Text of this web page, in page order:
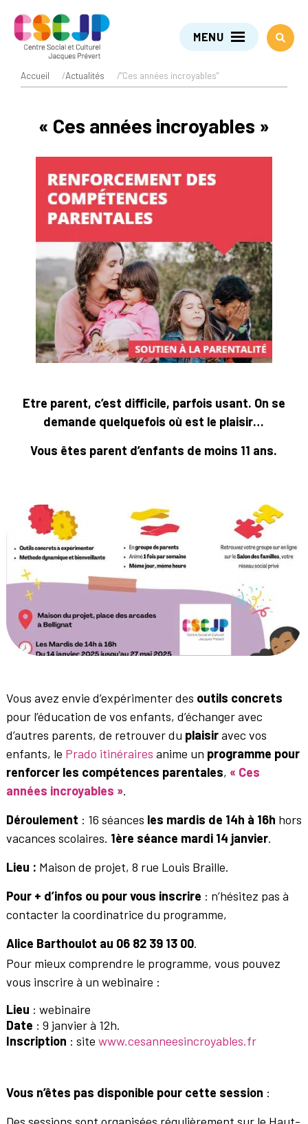
MENU
Accueil /Actualités /"Ces années incroyables"
« Ces années incroyables »
Etre parent, c’est difficile, parfois usant. On se
demande quelquefois où est le plaisir…
Vous êtes parent d’enfants de moins 11 ans.
Vous avez envie d’expérimenter des outils concrets
pour l’éducation de vos enfants, d’échanger avec
d’autres parents, de retrouver du plaisiravec vos
enfants, le Prado itinéraires anime un programme pour
renforcer les compétences parentales, « Ces
années incroyables ».
Déroulement : 16 séances les mardis de 14h à 16h hors
vacances scolaires. 1ère séance mardi 14 janvier.
Lieu : Maison de projet, 8 rue Louis Braille.
Pour + d’infos ou pour vous inscrire : n’hésitez pas à
contacter la coordinatrice du programme,
Alice Barthoulot au 06 82 39 13 00.
Pour mieux comprendre le programme, vous pouvez
vous inscrire à un webinaire :
Lieu : webinaire
Date : 9 janvier à 12h.
Inscription : site www.cesanneesincroyables.fr
Vous n’êtes pas disponible pour cette session :